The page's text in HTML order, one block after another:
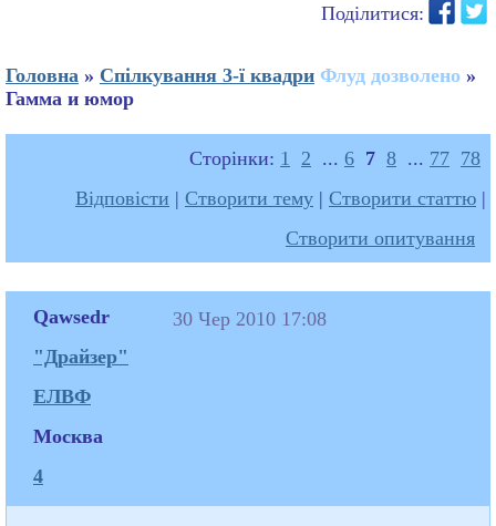
Поділитися:
Головна » Спілкування 3-ї квадри Флуд дозволено »
Гамма и юмор
Сторінки: 1 2 ... 6 7 8 ... 77 78
Відповісти | Створити тему | Створити статтю |
Створити опитування
Qawsedr
"Драйзер"
ЕЛВФ
Москва
4
30 Чер 2010 17:08